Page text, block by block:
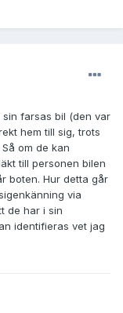
farsas bil (den var
hem till sig, trots
om de kan
till personen bilen
boten. Hur detta går
via
de har i sin
identifieras vet jag